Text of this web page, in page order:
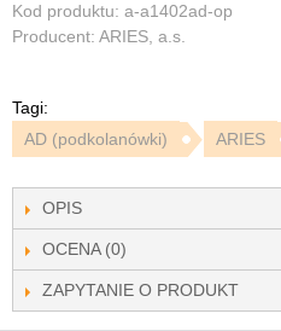
Kod produktu: a-a1402ad-op
Producent: ARIES, a.s.
Tagi:
AD (podkolanówki)
ARIES
OPIS
OCENA (0)
ZAPYTANIE O PRODUKT